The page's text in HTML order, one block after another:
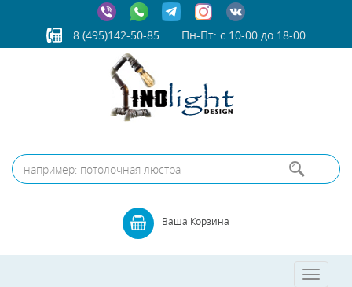
8 (495)142-50-85 Пн-Пт: с 10-00 до 18-00
Ваша Корзина
Toggle